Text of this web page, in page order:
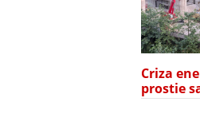
Criza
prostie